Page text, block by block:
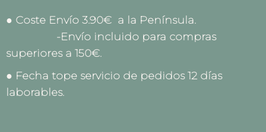
● Coste Envío 3.90€ a la Península.
-Envío incluido para compras
superiores a 150€.
● Fecha tope servicio de pedidos 12 días
laborables.